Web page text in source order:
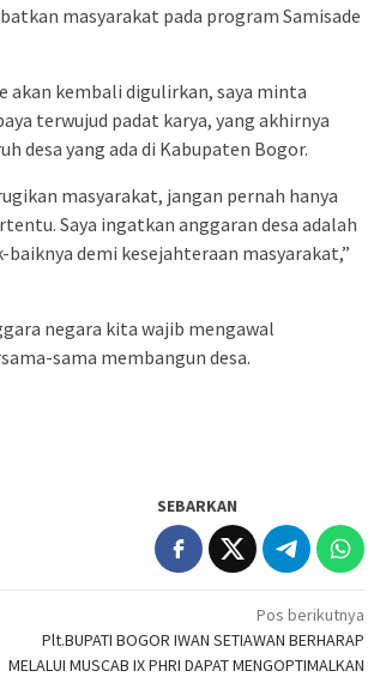
masyarakat pada program Samisade
akan kembali digulirkan, saya minta
terwujud padat karya, yang akhirnya
desa yang ada di Kabupaten Bogor.
masyarakat, jangan pernah hanya
Saya ingatkan anggaran desa adalah
demi kesejahteraan masyarakat,”
negara kita wajib mengawal
sama membangun desa.
SEBARKAN
Pos berikutnya
Plt.BUPATI BOGOR IWAN SETIAWAN BERHARAP
MELALUI MUSCAB IX PHRI DAPAT MENGOPTIMALKAN